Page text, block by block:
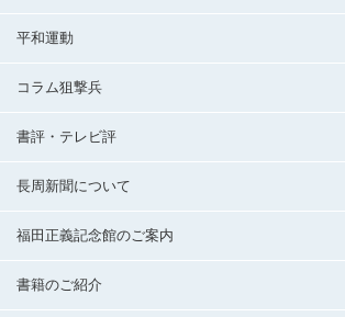
平和運動
コラム狙撃兵
書評・テレビ評
長周新聞について
福田正義記念館のご案内
書籍のご紹介